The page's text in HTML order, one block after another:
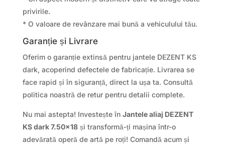
privirile.
* O valoare de revânzare mai bună a vehiculului tău.
Garanție și Livrare
Oferim o garanție extinsă pentru jantele DEZENT KS
dark, acoperind defectele de fabricație. Livrarea se
face rapid și în siguranță, direct la ușa ta. Consultă
politica noastră de retur pentru detalii complete.
Nu mai astepta! Investește în Jantele aliaj DEZENT
KS dark 7.50×18și transformă-ți mașina într-o
adevărată operă de artă pe roți! Comandă acum și